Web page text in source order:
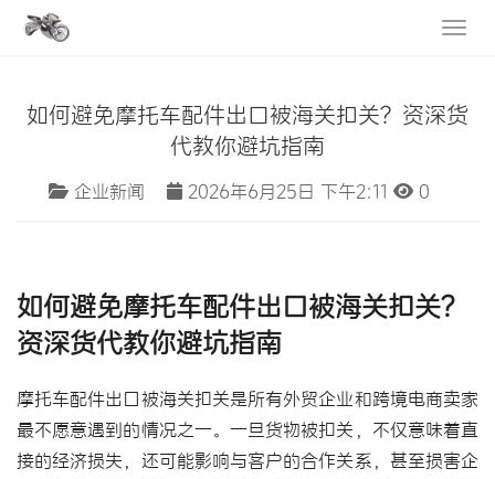
如何避免摩托车配件出口被海关扣关？资深货
代教你避坑指南
企业新闻 2026年6月25日 下午2:11 0
如何避免摩托车配件出口被海关扣关？
资深货代教你避坑指南
摩托车配件出口被海关扣关是所有外贸企业和跨境电商卖家
最不愿意遇到的情况之一。一旦货物被扣关，不仅意味着直
接的经济损失，还可能影响与客户的合作关系，甚至损害企